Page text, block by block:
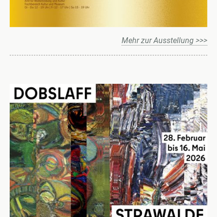
Mehr zur Ausstellung >>>